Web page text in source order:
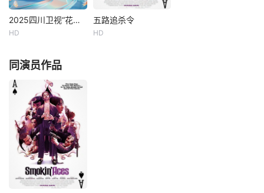
却再也看不到一个
小天使的身影。人
口老龄化和过疏
沉。前校长（坂本
下一个警探的角
色。这是他的一次
尝试，试图摆脱以
2025四川卫视“花开天下·国韵”新年演唱会
四川卫视《花开天
下国韵新年演唱
会》IP沉淀10年。
十年一秩，花开天
下值此之际以“一路
生花”主题，携手众
多实力唱将、金曲
歌王、全能偶像和
国风新星，融合赛
博硬核科技，打造
奇幻音乐大秀，以
2025四川卫视“花开天下·国韵”新年演唱会
HD
五路追杀令
五路追杀令
HD
同演员作品